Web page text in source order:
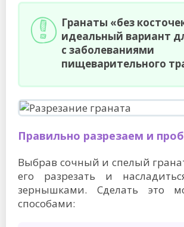
Гранаты «без
идеальный вариант
с заболеваниями
пищеварительного
Правильно разрезаем и
Выбрав сочный и спелый
его разрезать и
зернышками. Сделать это
способами: